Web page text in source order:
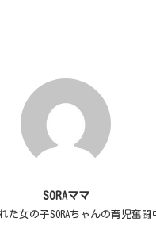
SORAママ
た女の子SORAちゃんの育児奮